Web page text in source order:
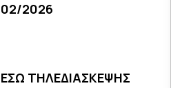
2026
ΤΗΛΕΔΙΑΣΚΕΨΗΣ